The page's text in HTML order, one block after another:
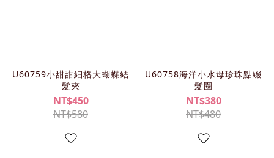
U60759小甜甜細格大蝴蝶結
髮夾
NT$450
NT$580
U60758海洋小水母珍珠點綴
髮圈
NT$380
NT$480